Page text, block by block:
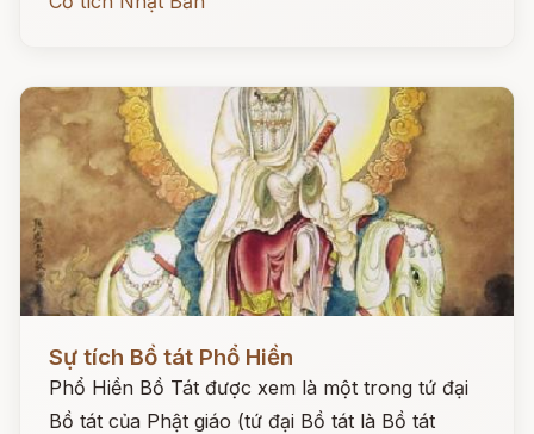
Sự tích Bồ tát Phổ Hiền
Phổ Hiền Bồ Tát được xem là một trong tứ đại
Bồ tát của Phật giáo (tứ đại Bồ tát là Bồ tát